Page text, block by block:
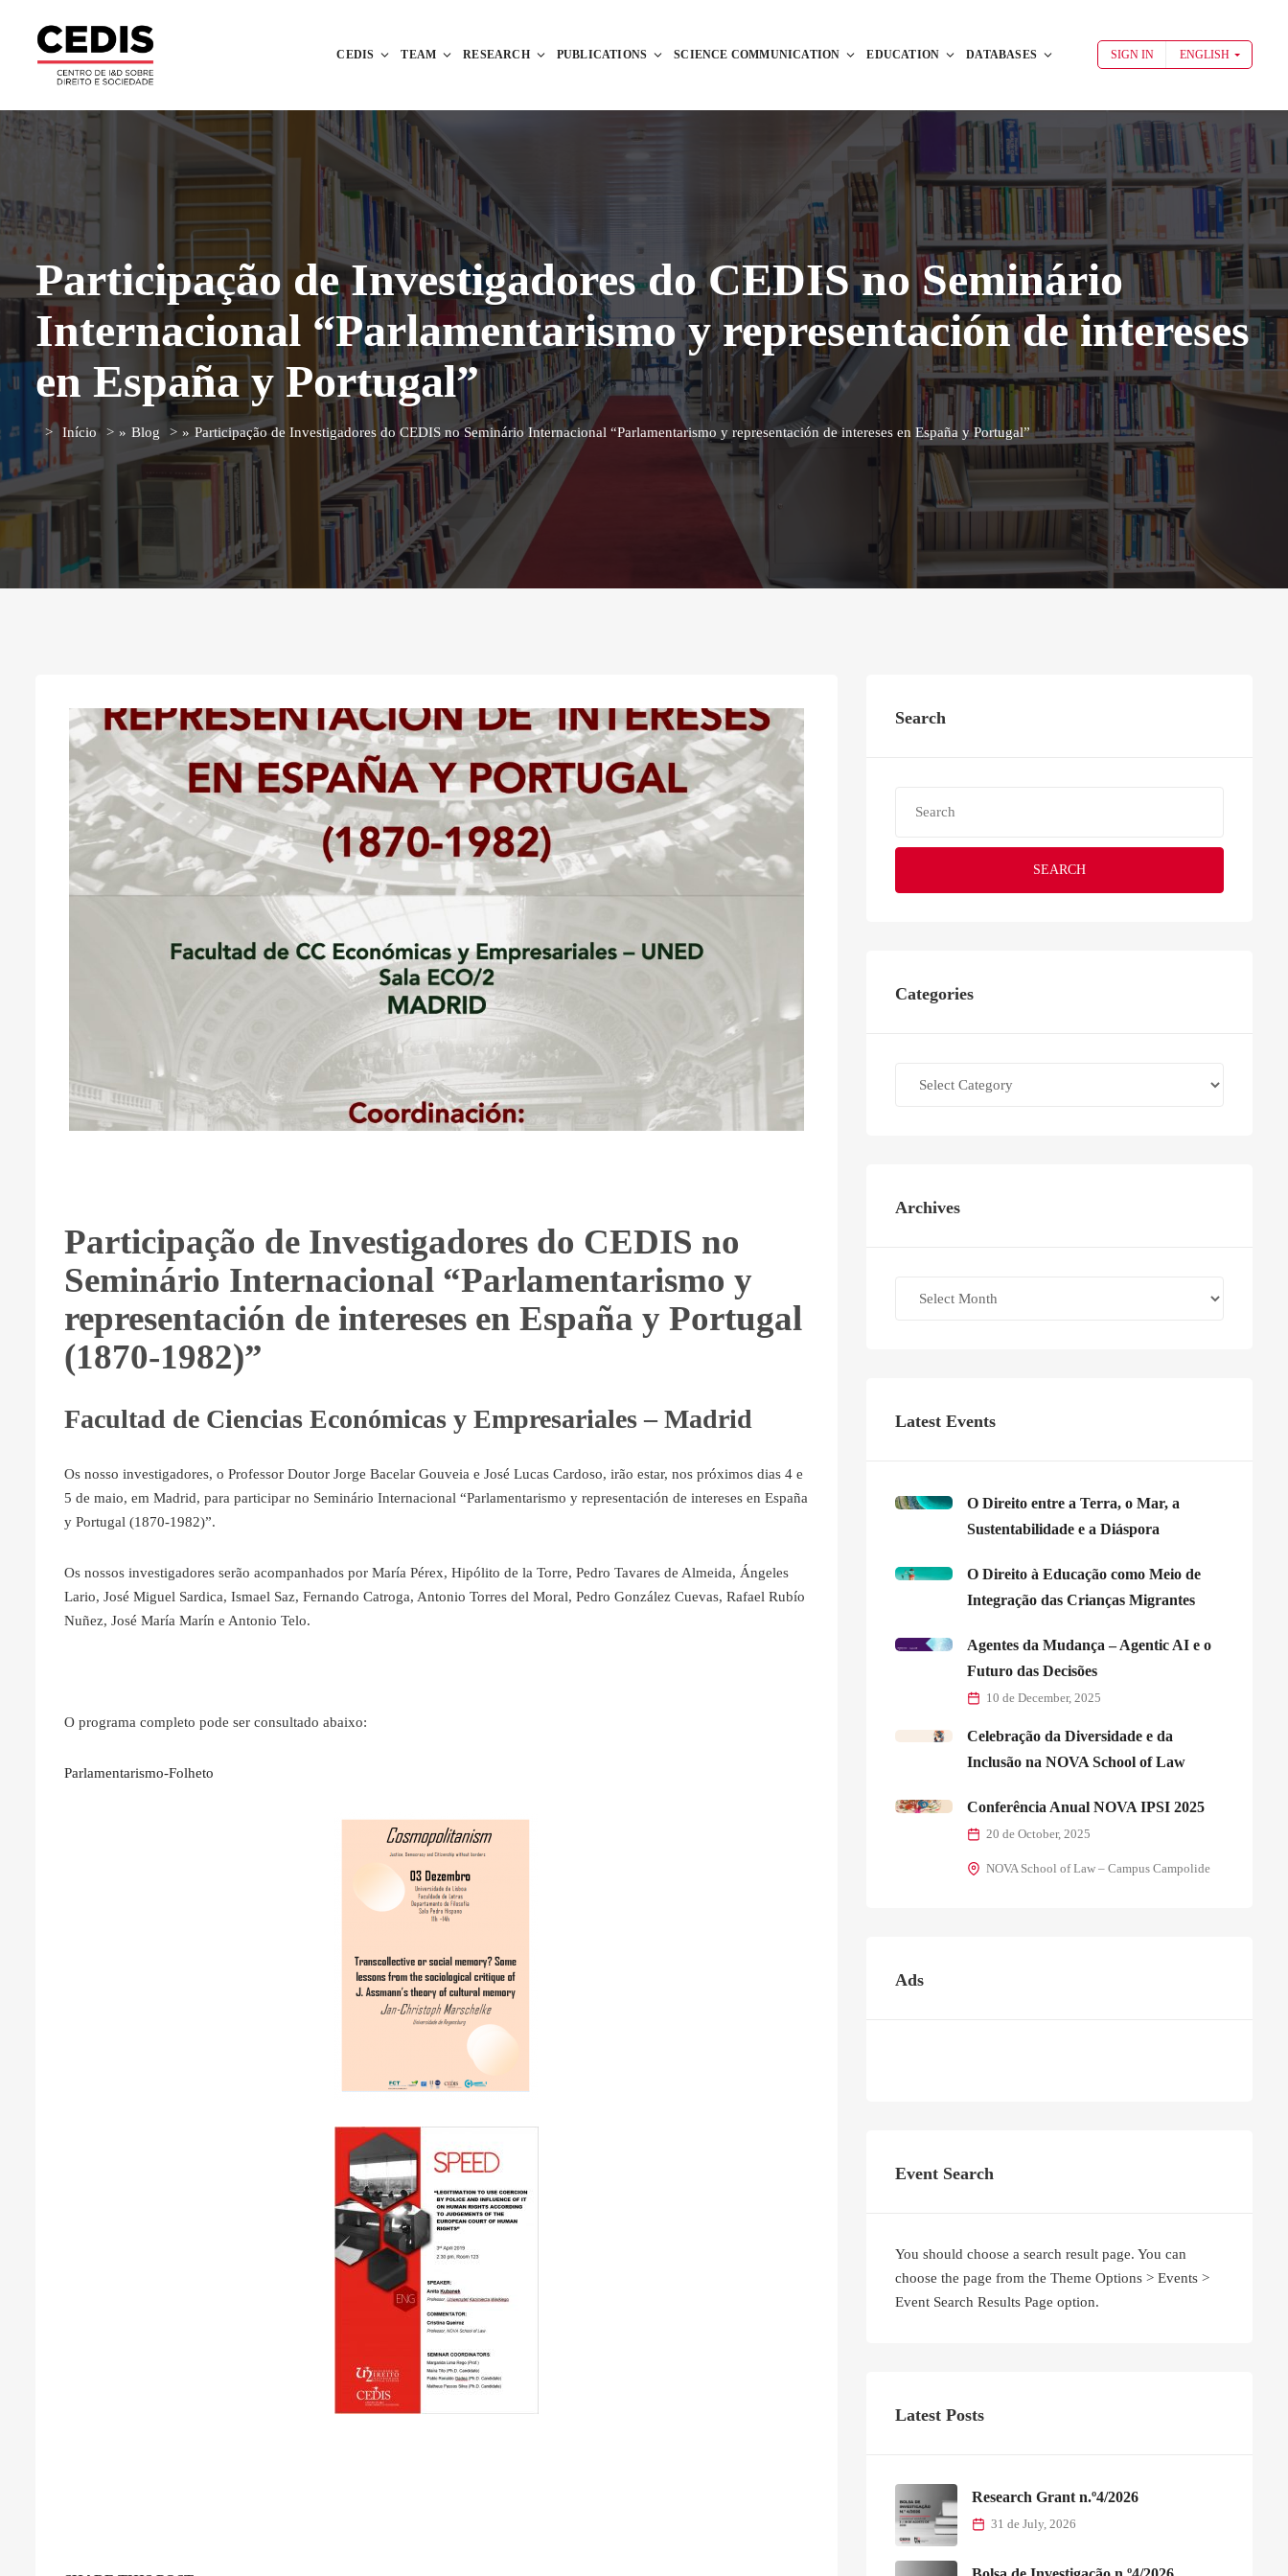
CEDIS TEAM RESEARCH PUBLICATIONS SCIENCE COMMUNICATION EDUCATION DATABASES SIGN IN ENGLISH
Participação de Investigadores do CEDIS no Seminário
Internacional “Parlamentarismo y representación de intereses
en España y Portugal”
Início » Blog » Participação de Investigadores do CEDIS no Seminário Internacional “Parlamentarismo y representación de intereses en España y Portugal”
Participação de Investigadores do CEDIS no
Seminário Internacional “Parlamentarismo y
representación de intereses en España y Portugal
(1870-1982)”
Facultad de Ciencias Económicas y Empresariales – Madrid
Os nosso investigadores, o Professor Doutor Jorge Bacelar Gouveia e José Lucas Cardoso, irão estar, nos próximos dias 4 e
5 de maio, em Madrid, para participar no Seminário Internacional “Parlamentarismo y representación de intereses en España
y Portugal (1870-1982)”.
Os nossos investigadores serão acompanhados por María Pérex, Hipólito de la Torre, Pedro Tavares de Almeida, Ángeles
Lario, José Miguel Sardica, Ismael Saz, Fernando Catroga, Antonio Torres del Moral, Pedro González Cuevas, Rafael Rubío
Nuñez, José María Marín e Antonio Telo.
O programa completo pode ser consultado abaixo:
Parlamentarismo-Folheto
Search
SEARCH
Categories
Archives
Latest Events
O Direito entre a Terra, o Mar, a
Sustentabilidade e a Diáspora
O Direito à Educação como Meio de
Integração das Crianças Migrantes
Agentes da Mudança – Agentic AI e o
Futuro das Decisões
10 de December, 2025
Celebração da Diversidade e da
Inclusão na NOVA School of Law
Conferência Anual NOVA IPSI 2025
20 de October, 2025
NOVA School of Law – Campus Campolide
Ads
Event Search
You should choose a search result page. You can
choose the page from the Theme Options > Events >
Event Search Results Page option.
Latest Posts
Research Grant n.º4/2026
31 de July, 2026